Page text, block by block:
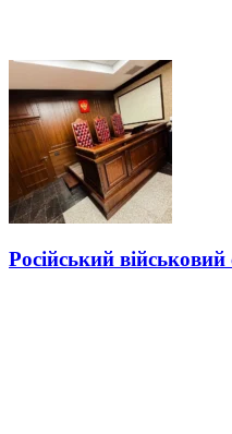
Російський